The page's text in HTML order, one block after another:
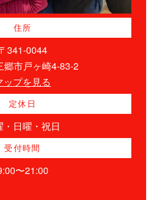
住所
341-0044
郷市戸ヶ崎4-83-2
ップを見る
定休日
・日曜・祝日
受付時間
〜21:00